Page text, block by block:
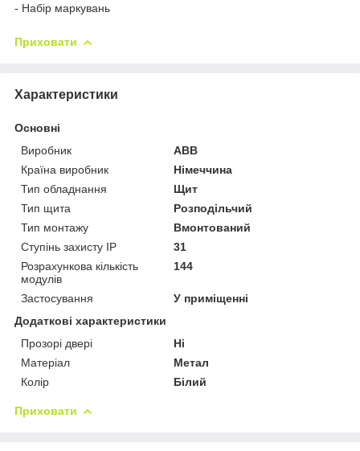
- Набір маркувань
Приховати
Характеристики
Основні
Виробник
ABB
Країна виробник
Німеччина
Тип обладнання
Щит
Тип щита
Розподільчий
Тип монтажу
Вмонтований
Ступінь захисту IP
31
Розрахункова кількість
модулів
144
Застосування
У приміщенні
Додаткові характеристики
Прозорі двері
Ні
Матеріал
Метал
Колір
Білий
Приховати